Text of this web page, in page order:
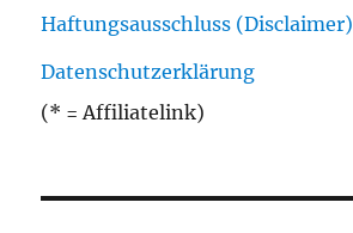
Haftungsausschluss (Disclaimer)
Datenschutzerklärung
(* = Affiliatelink)